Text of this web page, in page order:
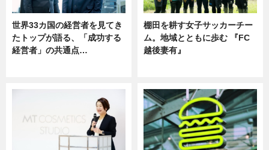
世界33カ国の経営者を見てき
たトップが語る、「成功する
経営者」の共通点…
棚田を耕す女子サッカーチー
ム。地域とともに歩む 『FC
越後妻有』